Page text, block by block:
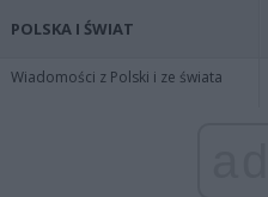
POLSKA I ŚWIAT
Wiadomości z Polski i ze świata